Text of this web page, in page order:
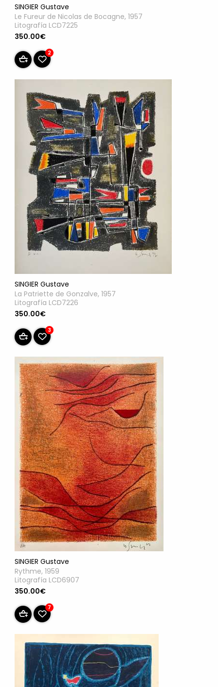
SINGIER Gustave
Le Fureur de Nicolas de Bocagne, 1957
Litografía LCD7225
350.00€
2
SINGIER Gustave
La Patriette de Gonzalve, 1957
Litografía LCD7226
350.00€
3
SINGIER Gustave
Rythme, 1959
Litografía LCD6907
350.00€
7